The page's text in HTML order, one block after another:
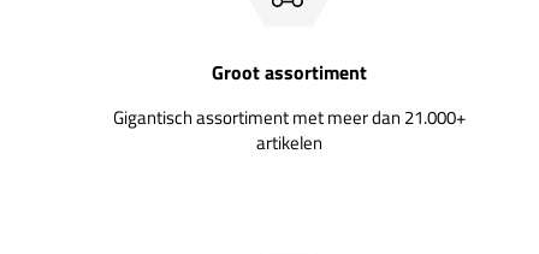
Groot assortiment
Gigantisch assortiment met meer dan 21.000+
artikelen